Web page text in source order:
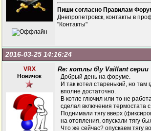
Пиши согласно Правилам
Днепропетровск, контакты в
"Контакты"
2016-03-25 14:16:24
VRX
Новичок
Re: котлы б\у Vaillant серии
Добрый день на форуме.
И так котел старенький, но там
вполне достаточно.
В котле глючил или то не
сделал включения термостата
Поднимали тягу вверх
на отопления, опускали тягу
Что же сейчас? опускаем тягу